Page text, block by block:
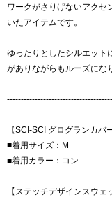
ワークがさりげないアクセ
いたアイテムです。
ゆったりとしたシルエット
がありながらもルーズにな
【SCI-SCI グログランカバ
■着用サイズ：M
■着用カラー：コン
【ステッチデザインスウェ